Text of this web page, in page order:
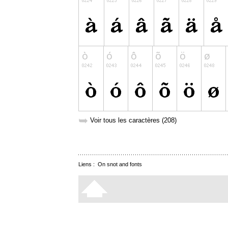
➥ Voir tous les caractères (208)
Liens : On snot and fonts